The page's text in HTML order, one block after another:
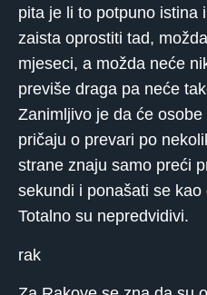
pita je li to potpuno istina
zaista oprostiti tad,
mjeseci, a možda neće
previše draga pa neće
Zanimljivo je da će
pričaju o prevari po
strane znaju samo preći
sekundi i ponašati se
Totalno su nepredvidivi.
rak